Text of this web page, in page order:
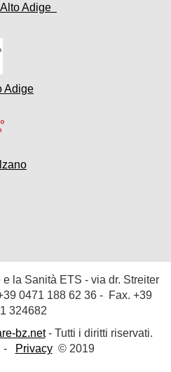
Adige
Adige
la Sanità ETS - via dr. Streiter
0471 188 62 36- Fax. +39
324682
bz.net- Tutti i diritti riservati.
- Privacy© 2019